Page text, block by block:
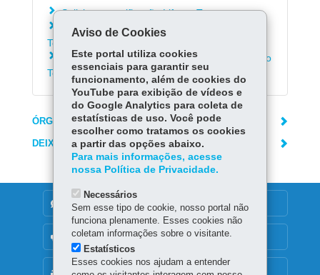
Solicitar a certificação Life ao Tecpar
Solicitar análise em amostras ambientais ao
Tecpar
Solicitar análises em água, solo e efluentes ao
Tecpar
ÓRGÃO RESPONSÁVEL
DEIXE SUA OPINIÃO
MAPA DO SITE
DENUNCIE CORRUPÇÃO
OUVIDORIA
Aviso de Cookies
Este portal utiliza cookies
essenciais para garantir seu
funcionamento, além de cookies do
YouTube para exibição de vídeos e
do Google Analytics para coleta de
estatísticas de uso. Você pode
escolher como tratamos os cookies
a partir das opções abaixo.
Para mais informações, acesse
nossa Política de Privacidade.
Necessários
Sem esse tipo de cookie, nosso portal não
funciona plenamente. Esses cookies não
coletam informações sobre o visitante.
Estatísticos
Esses cookies nos ajudam a entender